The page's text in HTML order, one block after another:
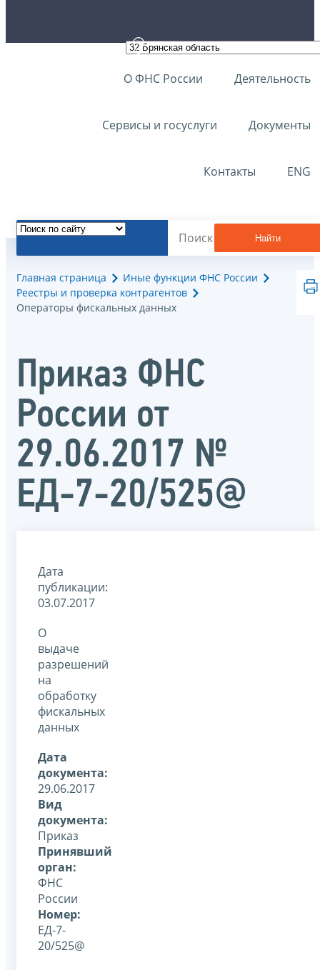
О ФНС России Деятельность
Сервисы и госуслуги Документы
Контакты ENG
Найти
Главная страница
Иные функции ФНС России
Реестры и проверка контрагентов
Операторы фискальных данных
Приказ ФНС
России от
29.06.2017 №
ЕД-7-20/525@
Дата
публикации:
03.07.2017
О
выдаче
разрешений
на
обработку
фискальных
данных
Дата
документа:
29.06.2017
Вид
документа:
Приказ
Принявший
орган:
ФНС
России
Номер:
ЕД-7-
20/525@